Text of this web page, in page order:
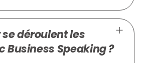
déroulent les
Business Speaking ?